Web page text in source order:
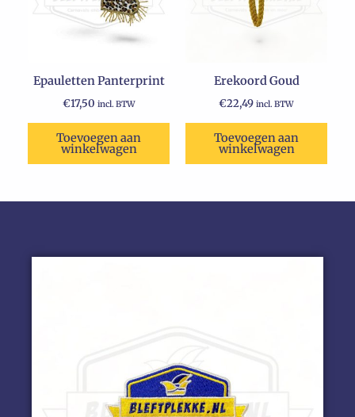
Epauletten Panterprint
€17,50 incl. BTW
Toevoegen aan
winkelwagen
Erekoord Goud
€22,49 incl. BTW
Toevoegen aan
winkelwagen